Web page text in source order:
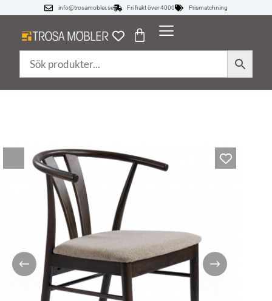
info@trosamobler.se Fri frakt över 4000 Prismatchning